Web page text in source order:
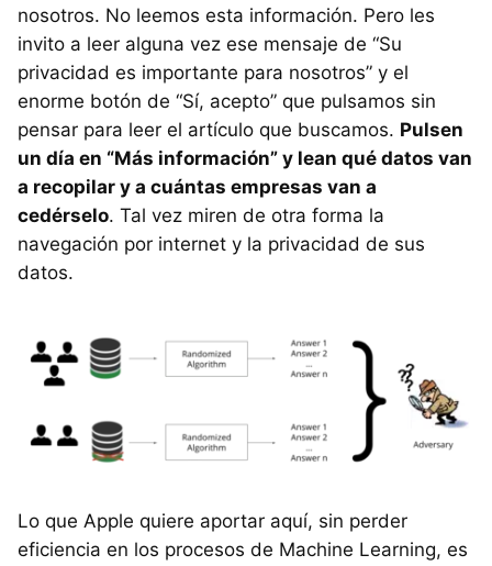
nosotros. No leemos esta información. Pero les
invito a leer alguna vez ese mensaje de “Su
privacidad es importante para nosotros” y el
enorme botón de “Sí, acepto” que pulsamos sin
pensar para leer el artículo que buscamos. Pulsen
un día en “Más información” y lean qué datos van
a recopilar y a cuántas empresas van a
cedérselo. Tal vez miren de otra forma la
navegación por internet y la privacidad de sus
datos.
Lo que Apple quiere aportar aquí, sin perder
eficiencia en los procesos de Machine Learning, es